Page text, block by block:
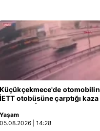
Küçükçekmece'de otomobilin
İETT otobüsüne çarptığı kaza
Yaşam
05.08.2026 | 14:28